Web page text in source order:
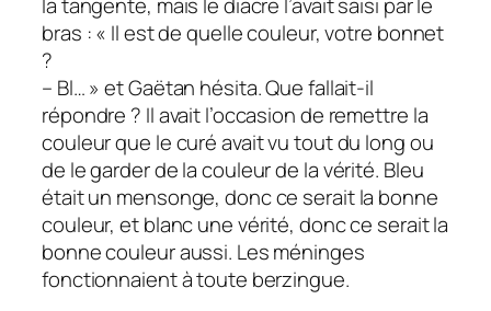
la tangente, mais le diacre l’avait saisi par le
bras : « Il est de quelle couleur, votre bonnet
?
– Bl… » et Gaëtan hésita. Que fallait-il
répondre ? Il avait l’occasion de remettre la
couleur que le curé avait vu tout du long ou
de le garder de la couleur de la vérité. Bleu
était un mensonge, donc ce serait la bonne
couleur, et blanc une vérité, donc ce serait la
bonne couleur aussi. Les méninges
fonctionnaient à toute berzingue.